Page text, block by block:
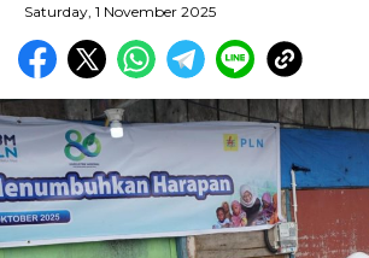
Saturday, 1 November 2025